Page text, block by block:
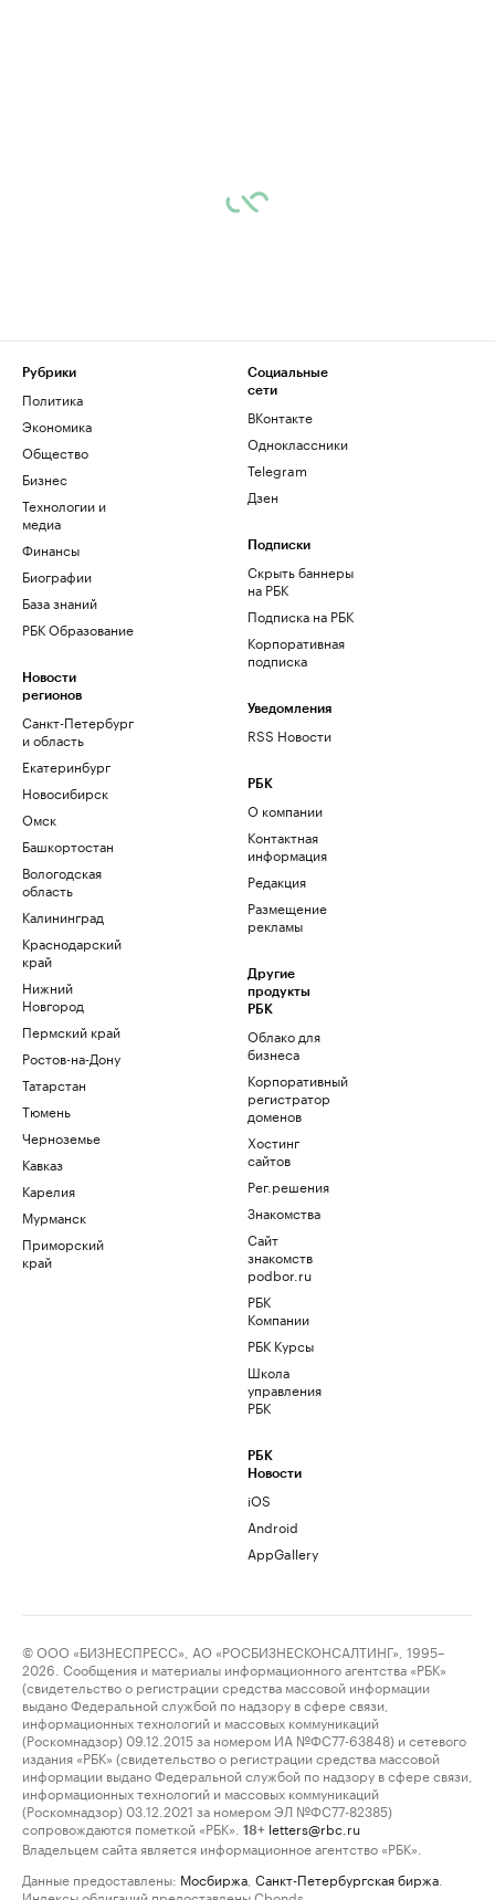
Рубрики
Политика
Экономика
Общество
Бизнес
Технологии и
медиа
Финансы
Биографии
База знаний
РБК Образование
Новости
регионов
Санкт-Петербург
и область
Екатеринбург
Новосибирск
Омск
Башкортостан
Вологодская
область
Калининград
Краснодарский
край
Нижний
Новгород
Пермский край
Ростов-на-Дону
Татарстан
Тюмень
Черноземье
Кавказ
Карелия
Мурманск
Приморский
край
Социальные
сети
ВКонтакте
Одноклассники
Telegram
Дзен
Подписки
Скрыть баннеры
на РБК
Подписка на РБК
Корпоративная
подписка
Уведомления
RSS Новости
РБК
О компании
Контактная
информация
Редакция
Размещение
рекламы
Другие
продукты
РБК
Облако для
бизнеса
Корпоративный
регистратор
доменов
Хостинг
сайтов
Рег.решения
Знакомства
Сайт
знакомств
podbor.ru
РБК
Компании
РБК Курсы
Школа
управления
РБК
РБК
Новости
iOS
Android
AppGallery
© ООО «БИЗНЕСПРЕСС», АО «РОСБИЗНЕСКОНСАЛТИНГ», 1995–
2026. Сообщения и материалы информационного агентства «РБК»
(свидетельство о регистрации средства массовой информации
выдано Федеральной службой по надзору в сфере связи,
информационных технологий и массовых коммуникаций
(Роскомнадзор) 09.12.2015 за номером ИА №ФС77-63848) и сетевого
издания «РБК» (свидетельство о регистрации средства массовой
информации выдано Федеральной службой по надзору в сфере связи,
информационных технологий и массовых коммуникаций
(Роскомнадзор) 03.12.2021 за номером ЭЛ №ФС77-82385)
сопровождаются пометкой «РБК».
18+ letters@rbc.ru
Владельцем сайта является информационное агентство «РБК».
Данные предоставлены: Мосбиржа Санкт-Петербургская биржа